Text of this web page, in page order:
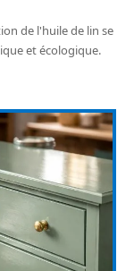
de l'huile de lin se
et écologique.